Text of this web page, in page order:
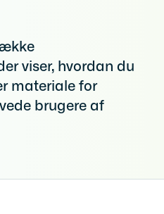
viser, hvordan du
materiale for
brugere af